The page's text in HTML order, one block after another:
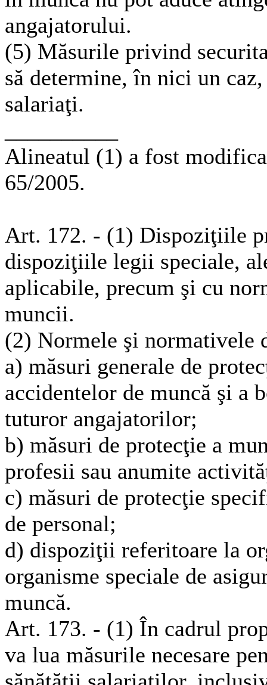
angajatorului.
(5) Măsurile privind
să determine, în nici un
salariaţi.
Alineatul (1) a fost
65/2005.
Art. 172. - (1) Dispoziţiile
dispoziţiile legii speciale,
aplicabile, precum şi cu
muncii.
(2) Normele şi normativele
a) măsuri generale de
accidentelor de muncă şi a
tuturor angajatorilor;
b) măsuri de protecţie a
profesii sau anumite
c) măsuri de protecţie
de personal;
d) dispoziţii referitoare la
organisme speciale de
muncă.
Art. 173. - (1) În cadrul
va lua măsurile necesare